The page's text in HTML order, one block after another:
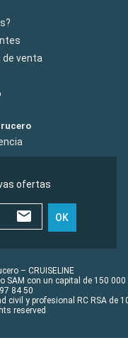
de venta
ofertas
OK
– CRUISELINE
SAM con un capital de 150 000
84 50
civil y profesional RC RSA de
reserved